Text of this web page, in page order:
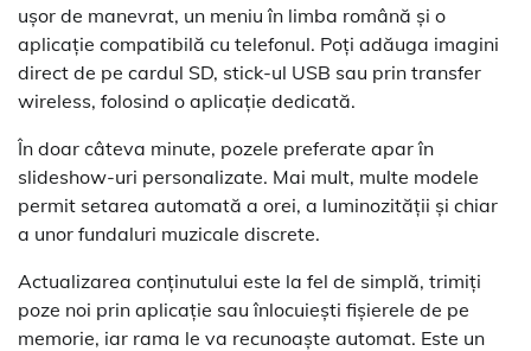
ușor de manevrat, un meniu în limba română și o
aplicație compatibilă cu telefonul. Poți adăuga imagini
direct de pe cardul SD, stick-ul USB sau prin transfer
wireless, folosind o aplicație dedicată.
În doar câteva minute, pozele preferate apar în
slideshow-uri personalizate. Mai mult, multe modele
permit setarea automată a orei, a luminozității și chiar
a unor fundaluri muzicale discrete.
Actualizarea conținutului este la fel de simplă, trimiți
poze noi prin aplicație sau înlocuiești fișierele de pe
memorie, iar rama le va recunoaște automat. Este un